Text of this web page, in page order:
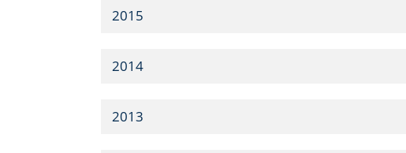
2015
2014
2013